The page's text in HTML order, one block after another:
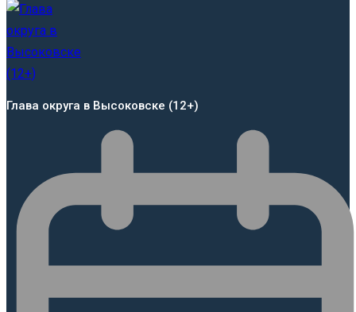
Глава округа в Высоковске (12+)